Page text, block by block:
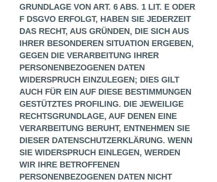
GRUNDLAGE VON ART. 6 ABS. 1 LIT. E ODER
F DSGVO ERFOLGT, HABEN SIE JEDERZEIT
DAS RECHT, AUS GRÜNDEN, DIE SICH AUS
IHRER BESONDEREN SITUATION ERGEBEN,
GEGEN DIE VERARBEITUNG IHRER
PERSONENBEZOGENEN DATEN
WIDERSPRUCH EINZULEGEN; DIES GILT
AUCH FÜR EIN AUF DIESE BESTIMMUNGEN
GESTÜTZTES PROFILING. DIE JEWEILIGE
RECHTSGRUNDLAGE, AUF DENEN EINE
VERARBEITUNG BERUHT, ENTNEHMEN SIE
DIESER DATENSCHUTZERKLÄRUNG. WENN
SIE WIDERSPRUCH EINLEGEN, WERDEN
WIR IHRE BETROFFENEN
PERSONENBEZOGENEN DATEN NICHT